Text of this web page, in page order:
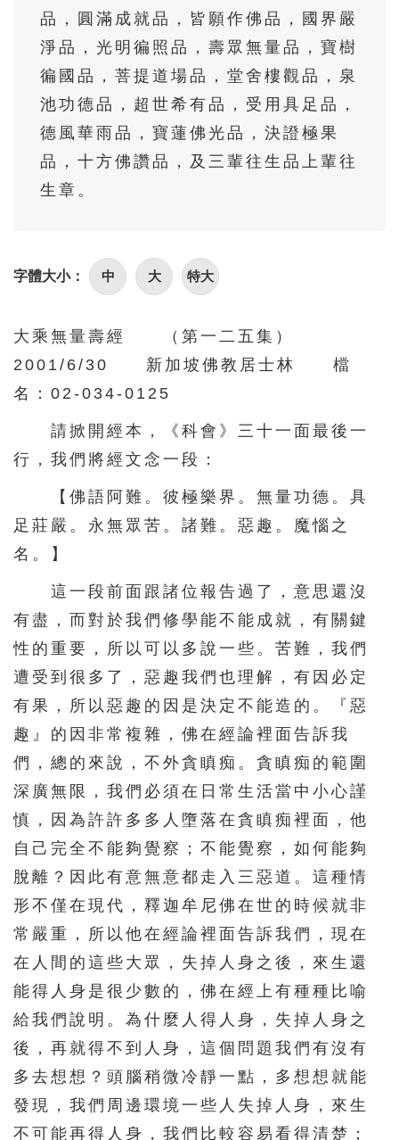
66 67 68 69 70
71 72 73 74 75
76 77 78 79 80
86 87 88 89 90
91
103
107 108
116 118 119 120
121 122
126 127 128 129 130
131 132 133
136 137 138 139 140
141 142 143 144 145
146
151 152 153 154 155
156 157 158 159 160
161 162 163 164 165
166 167 168 169 170
171 172 173 174 175
176 177 178 179 180
181 182 183 184 185
186 187 188
品，圓滿成就品，皆願作佛品，國界嚴
淨品，光明徧照品，壽眾無量品，寶樹
徧國品，菩提道場品，堂舍樓觀品，泉
池功德品，超世希有品，受用具足品，
德風華雨品，寶蓮佛光品，決證極果
品，十方佛讚品，及三輩往生品上輩往
生章。
字體大小： 中 大 特大
大乘無量壽經 （第一二五集）
2001/6/30 新加坡佛教居士林 檔
名：02-034-0125
請掀開經本，《科會》三十一面最後一
行，我們將經文念一段：
【佛語阿難。彼極樂界。無量功德。具
足莊嚴。永無眾苦。諸難。惡趣。魔惱之
名。】
這一段前面跟諸位報告過了，意思還沒
有盡，而對於我們修學能不能成就，有關鍵
性的重要，所以可以多說一些。苦難，我們
遭受到很多了，惡趣我們也理解，有因必定
有果，所以惡趣的因是決定不能造的。『惡
趣』的因非常複雜，佛在經論裡面告訴我
們，總的來說，不外貪瞋痴。貪瞋痴的範圍
深廣無限，我們必須在日常生活當中小心謹
慎，因為許許多多人墮落在貪瞋痴裡面，他
自己完全不能夠覺察；不能覺察，如何能夠
脫離？因此有意無意都走入三惡道。這種情
形不僅在現代，釋迦牟尼佛在世的時候就非
常嚴重，所以他在經論裡面告訴我們，現在
在人間的這些大眾，失掉人身之後，來生還
能得人身是很少數的，佛在經上有種種比喻
給我們說明。為什麼人得人身，失掉人身之
後，再就得不到人身，這個問題我們有沒有
多去想想？頭腦稍微冷靜一點，多想想就能
發現，我們周邊環境一些人失掉人身，來生
不可能再得人身，我們比較容易看得清楚；